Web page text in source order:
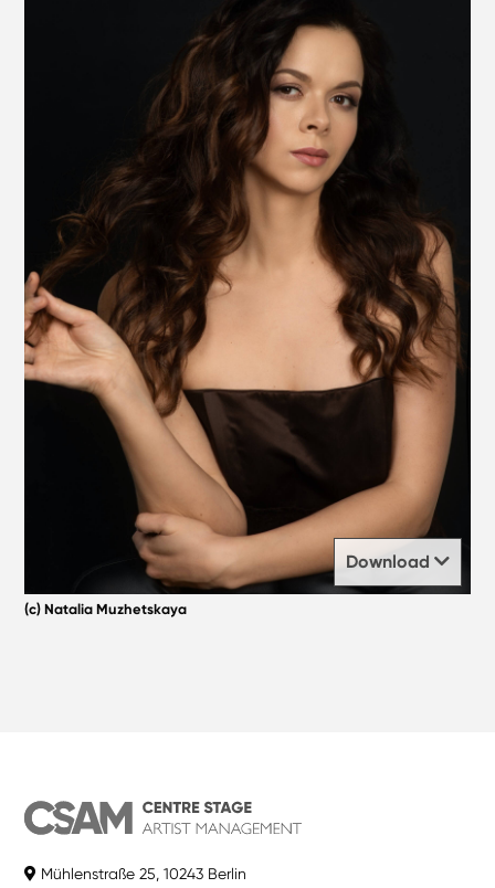
Download
(c) Natalia Muzhetskaya
Mühlenstraße 25, 10243 Berlin